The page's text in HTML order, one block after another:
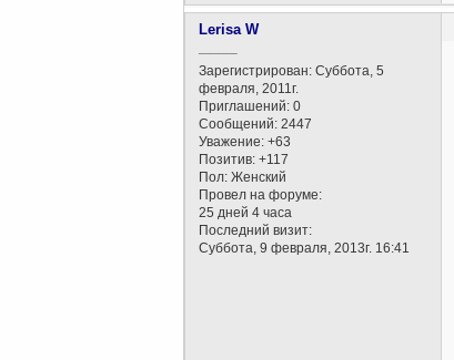
Lerisa W
Зарегистрирован: Суббота, 5
февраля, 2011г.
Приглашений: 0
Сообщений: 2447
Уважение: +63
Позитив: +117
Пол: Женский
Провел на форуме:
25 дней 4 часа
Последний визит:
Суббота, 9 февраля, 2013г. 16:41